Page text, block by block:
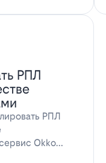
РПЛ
РПЛ
Okko
приступ…